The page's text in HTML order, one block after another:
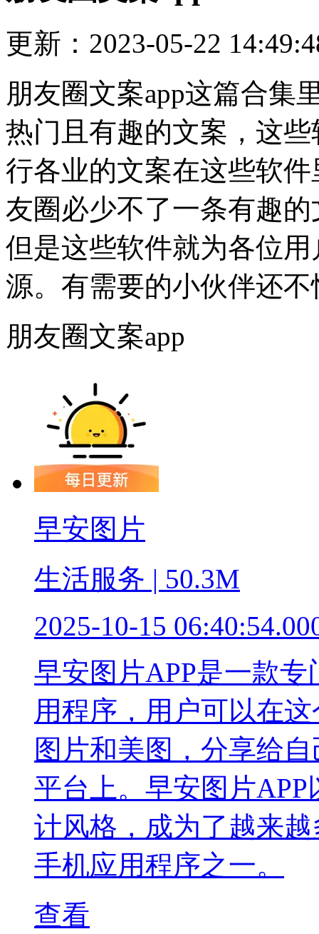
更新：2023-05-22
朋友圈文案app这篇合集
热门且有趣的文案，这
行各业的文案在这些软
友圈必少不了一条有趣
但是这些软件就为各位
源。有需要的小伙伴还
朋友圈文案app
早安图片
生活服务 | 50.3M
2025-10-15
早安图片APP是一款
用程序，用户可以在
图片和美图，分享给
平台上。早安图片
计风格，成为了越来
手机应用程序之一。
查看